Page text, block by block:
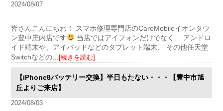
2024/08/07
皆さんこんにちわ！ スマホ修理専門店のCareMobileイオンタウ
ン豊中庄内店です
当店ではアイフォンだけでなく、 アンドロ
イド端末や、アイパッドなどのタブレット端末、 その他任天堂
Switchなどの…[続きを読む]
【iPhone8バッテリー交換】半日もたない・・・【豊中市旭
丘よりご来店】
2024/08/03